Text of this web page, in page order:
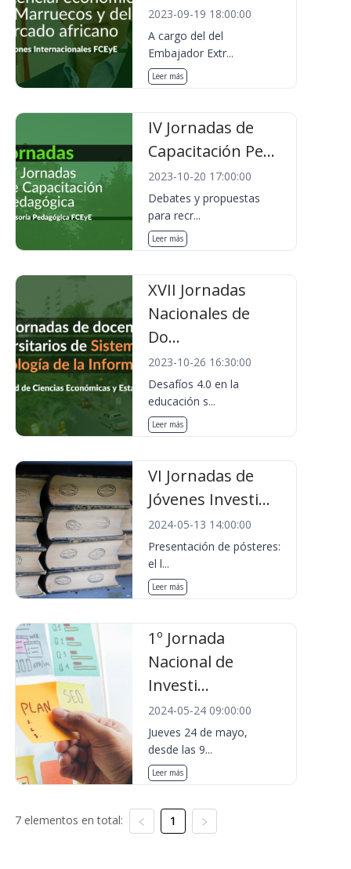
2023-09-19 18:00:00
A cargo del del
Embajador Extr...
Leer más
IV Jornadas de
Capacitación Pe...
2023-10-20 17:00:00
Debates y propuestas
para recr...
Leer más
XVII Jornadas
Nacionales de
Do...
2023-10-26 16:30:00
Desafíos 4.0 en la
educación s...
Leer más
VI Jornadas de
Jóvenes Investi...
2024-05-13 14:00:00
Presentación de pósteres:
el l...
Leer más
1º Jornada
Nacional de
Investi...
2024-05-24 09:00:00
Jueves 24 de mayo,
desde las 9...
Leer más
7 elementos en total: 1